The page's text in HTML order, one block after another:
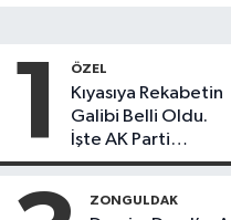
1 ÖZEL
Kıyasıya Rekabetin
Galibi Belli Oldu.
İşte AK Parti
Gençlerinden
Potansiyeline Sahip
ZONGULDAK